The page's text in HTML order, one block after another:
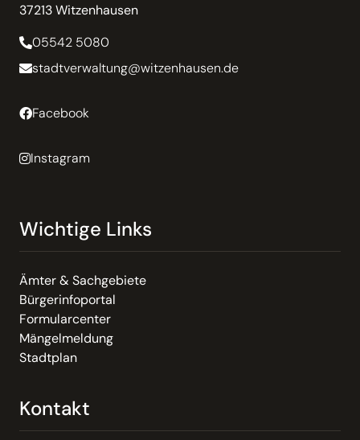
37213 Witzenhausen
05542 5080
stadtverwaltung@witzenhausen.de
Facebook
Instagram
Wichtige Links
Ämter & Sachgebiete
Bürgerinfoportal
Formularcenter
Mängelmeldung
Stadtplan
Kontakt